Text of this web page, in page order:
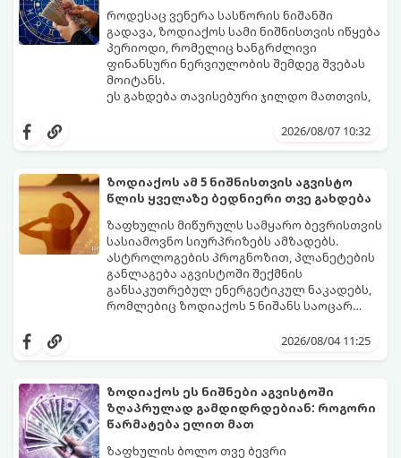
როდესაც ვენერა სასწორის ნიშანში
გადავა, ზოდიაქოს სამი ნიშნისთვის იწყება
პერიოდი, რომელიც ხანგრძლივი
ფინანსური ნერვიულობის შემდეგ შვებას
მოიტანს.
ეს გახდება თავისებური ჯილდო მათთვის,
იჩენდა და სირთულეების მიუხედავად წინ
სურვილების გადადებასა და ხარჯების
მკაცრ კონტროლს. თუმცა, ახლა სიტუაცია
თანდათან შეიცვლება.
პრობლემები, რომლებიც უსასრულო
გეგონათ, უკან დაიხევს, ამასთან ერთად კი
გაჩნდება მეტი ნდობა მომავლის მიმართ.
რთული პერიოდის შემდეგ ეს ნიშნები
შეძლებენ ამოისუნთქონ და დაინახონ
ახალი შესაძლებლობები.
2026/08/07 10:32
ზოდიაქოს ამ 5 ნიშნისთვის აგვისტო
წლის ყველაზე ბედნიერი თვე გახდება
ზაფხულის მიწურულს სამყარო ბევრისთვის
სასიამოვნო სიურპრიზებს ამზადებს.
ასტროლოგების პროგნოზით, პლანეტების
განლაგება აგვისტოში შექმნის
განსაკუთრებულ ენერგეტიკულ ნაკადებს,
რომლებიც ზოდიაქოს 5 ნიშანს საოცარ
ყველაზე ბედნიერი თვე აღმოჩნდება.
2026/08/04 11:25
ზოდიაქოს ეს ნიშნები აგვისტოში
ზღაპრულად გამდიდრდებიან: როგორი
წარმატება ელით მათ
ზაფხულის ბოლო თვე ბევრი